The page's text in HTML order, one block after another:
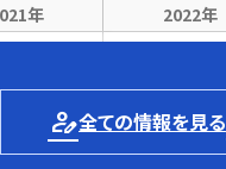
年 2022年
person_edit全ての情報を見る